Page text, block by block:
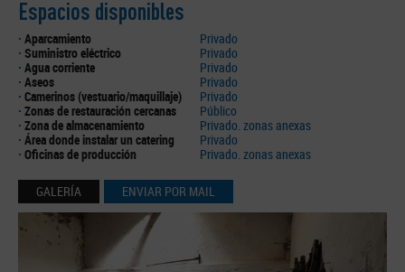
Espacios disponibles
· Aparcamiento
Privado
· Suministro eléctrico
Privado
· Agua corriente
Privado
· Aseos
Privado
· Camerinos (vestuario/maquillaje)
Privado
· Zonas de restauración cercanas
Público
· Zona de almacenamiento
Privado. zonas anexas
· Área donde instalar un catering
Privado
· Oficinas de producción Privado. zonas anexas
GALERÍA ENVIAR POR MAIL